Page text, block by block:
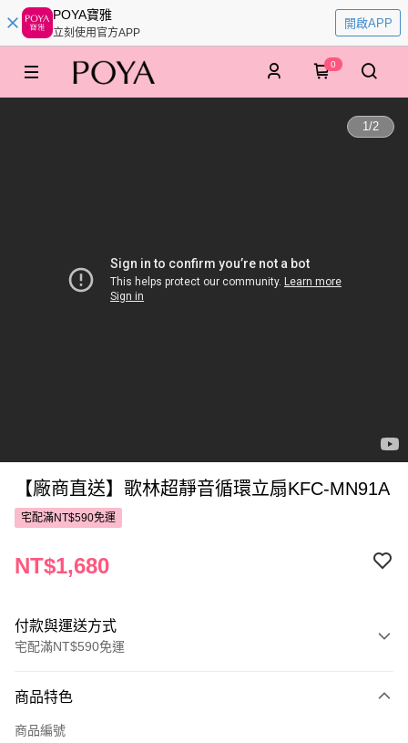
POYA寶雅
立刻使用官方APP
開啟APP
0
1/2
【廠商直送】歌林超靜音循環立扇KFC-MN91A
宅配滿NT$590免運
NT$1,680
付款與運送方式
宅配滿NT$590免運
POYA支付
商品特色
商品編號